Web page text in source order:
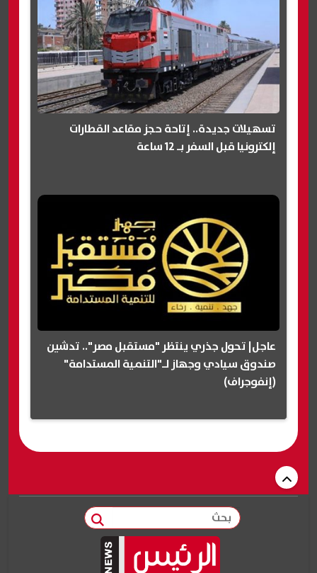
تسهيلات جديدة.. إتاحة حجز مقاعد القطارات
إلكترونيا قبل السفر بـ 12 ساعة
عاجل| تحول جذري ينتظر "مستقبل مصر".. تدشين
صندوق سيادي وجهاز لـ"التنمية المستدامة"
(إنفوجراف)
بحث